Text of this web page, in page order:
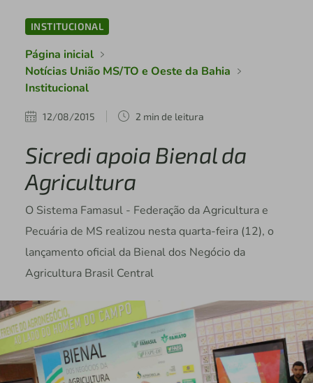
INSTITUCIONAL
Página inicial
Notícias União MS/TO e Oeste da Bahia
Institucional
12/08/2015 2 min de leitura
Sicredi apoia Bienal da
Agricultura
O Sistema Famasul - Federação da Agricultura e
Pecuária de MS realizou nesta quarta-feira (12), o
lançamento oficial da Bienal dos Negócio da
Agricultura Brasil Central